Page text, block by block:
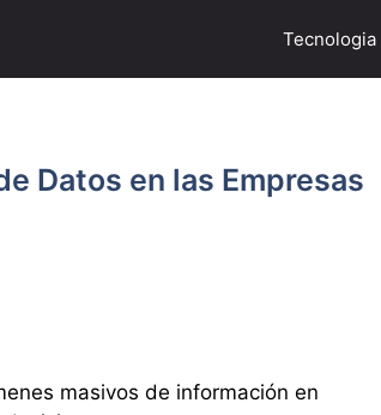
Tecnologia
Datos en las Empresas
masivos de información en